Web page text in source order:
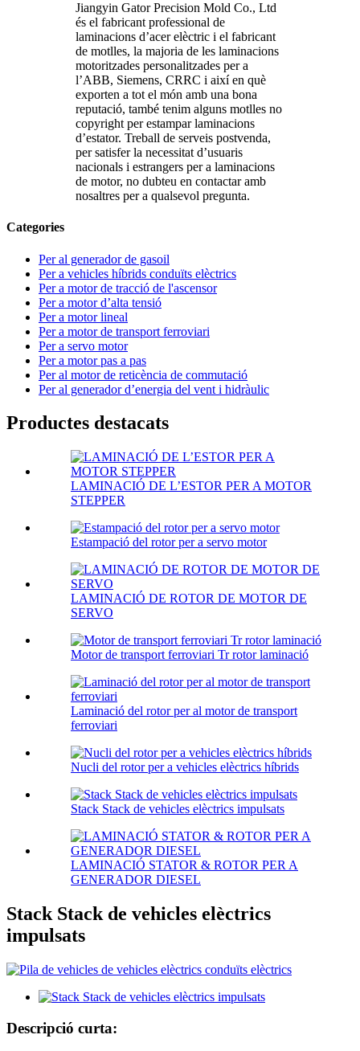
Jiangyin Gator Precision Mold Co., Ltd
és el fabricant professional de
laminacions d’acer elèctric i el fabricant
de motlles, la majoria de les laminacions
motoritzades personalitzades per a
l’ABB, Siemens, CRRC i així en què
exporten a tot el món amb una bona
reputació, també tenim alguns motlles no
copyright per estampar laminacions
d’estator. Treball de serveis postvenda,
per satisfer la necessitat d’usuaris
nacionals i estrangers per a laminacions
de motor, no dubteu en contactar amb
nosaltres per a qualsevol pregunta.
Categories
Per al generador de gasoil
Per a vehicles híbrids conduïts elèctrics
Per a motor de tracció de l'ascensor
Per a motor d’alta tensió
Per a motor lineal
Per a motor de transport ferroviari
Per a servo motor
Per a motor pas a pas
Per al motor de reticència de commutació
Per al generador d’energia del vent i hidràulic
Productes destacats
LAMINACIÓ DE L’ESTOR PER A MOTOR
STEPPER
Estampació del rotor per a servo motor
LAMINACIÓ DE ROTOR DE MOTOR DE
SERVO
Motor de transport ferroviari Tr rotor laminació
Laminació del rotor per al motor de transport
ferroviari
Nucli del rotor per a vehicles elèctrics híbrids
Stack Stack de vehicles elèctrics impulsats
LAMINACIÓ STATOR & ROTOR PER A
GENERADOR DIESEL
Stack Stack de vehicles elèctrics
impulsats
Descripció curta: